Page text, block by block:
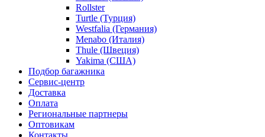
Rollster
Turtle (Турция)
Westfalia (Германия)
Menabo (Италия)
Thule (Швеция)
Yakima (США)
Подбор багажника
Сервис-центр
Доставка
Оплата
Региональные партнеры
Оптовикам
Контакты